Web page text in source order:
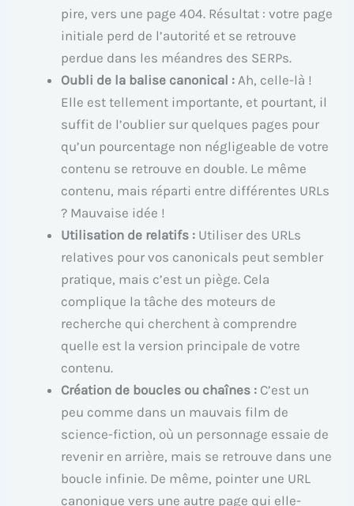
pire, vers une page 404. Résultat : votre page
initiale perd de l’autorité et se retrouve
perdue dans les méandres des SERPs.
Oubli de la balise canonical : Ah, celle-là !
Elle est tellement importante, et pourtant, il
suffit de l’oublier sur quelques pages pour
qu’un pourcentage non négligeable de votre
contenu se retrouve en double. Le même
contenu, mais réparti entre différentes URLs
? Mauvaise idée !
Utilisation de relatifs : Utiliser des URLs
relatives pour vos canonicals peut sembler
pratique, mais c’est un piège. Cela
complique la tâche des moteurs de
recherche qui cherchent à comprendre
quelle est la version principale de votre
contenu.
Création de boucles ou chaînes : C’est un
peu comme dans un mauvais film de
science-fiction, où un personnage essaie de
revenir en arrière, mais se retrouve dans une
boucle infinie. De même, pointer une URL
canonique vers une autre page qui elle-